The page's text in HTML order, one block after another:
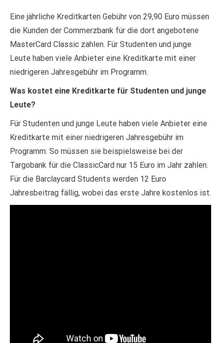
Eine jährliche Kreditkarten Gebühr von 29,90 Euro müssen
die Kunden der Commerzbank für die dort angebotene
MasterCard Classic zahlen. Für Studenten und junge
Leute haben viele Anbieter eine Kreditkarte mit einer
niedrigeren Jahresgebühr im Programm.
Was kostet eine Kreditkarte für Studenten und junge
Leute?
Für Studenten und junge Leute haben viele Anbieter eine
Kreditkarte mit einer niedrigeren Jahresgebühr im
Programm. So müssen sie beispielsweise bei der
Targobank für die ClassicCard nur 15 Euro im Jahr zahlen.
Für die Barclaycard Students werden 12 Euro
Jahresbeitrag fällig, wobei das erste Jahre kostenlos ist.